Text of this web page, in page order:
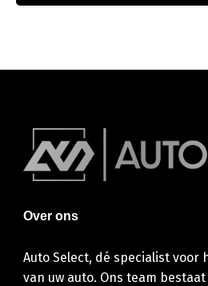
Over ons
Auto Select, dé specialist voor
van uw auto. Ons team